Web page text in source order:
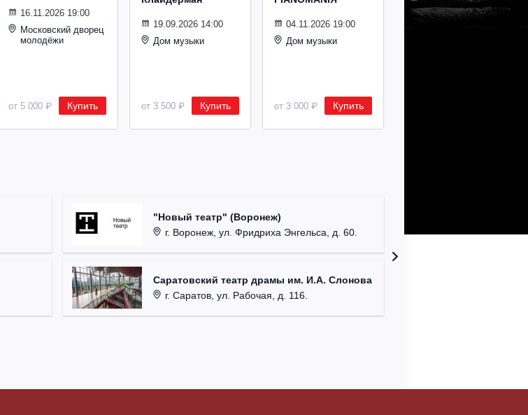
16.11.2026 19:00
Московский дворец
молодёжи
от 5 000 ₽ Купить
19.09.2026 14:00
Дом музыки
от 3 500 ₽ Купить
04.11.2026 19:00
Дом музыки
от 3 000 ₽ Купить
Владимира
"Новый театр" (Воронеж)
г. Воронеж, ул. Фридриха Энгельса, д. 60.
Саратовский театр драмы им. И.А. Слонова
г. Саратов, ул. Рабочая, д. 116.
г.